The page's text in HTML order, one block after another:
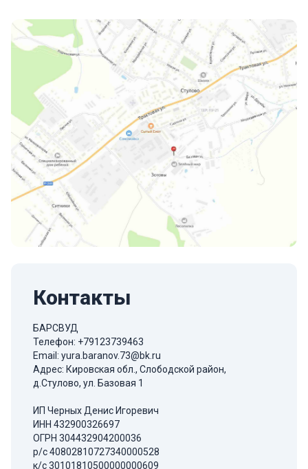
Контакты
БАРСВУД
Телефон: +79123739463
Email: yura.baranov.73@bk.ru
Адрес: Кировская обл., Слободской район,
д.Стулово, ул. Базовая 1
ИП Черных Денис Игоревич
ИНН 432900326697
ОГРН 304432904200036
р/с 40802810727340000528
к/с 30101810500000000609